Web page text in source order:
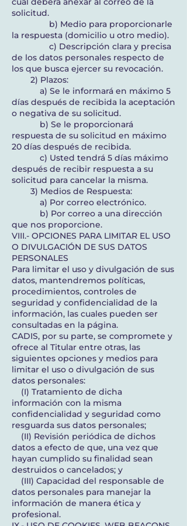
solicitud.
b) Medio para proporcionarle
la respuesta (domicilio u otro medio).
c) Descripción clara y precisa
de los datos personales respecto de
los que busca ejercer su revocación.
2) Plazos:
a) Se le informará en máximo 5
días después de recibida la aceptación
o negativa de su solicitud.
b) Se le proporcionará
respuesta de su solicitud en máximo
20 días después de recibida.
c) Usted tendrá 5 días máximo
después de recibir respuesta a su
solicitud para cancelar la misma.
3) Medios de Respuesta:
a) Por correo electrónico.
b) Por correo a una dirección
que nos proporcione.
VIII.- OPCIONES PARA LIMITAR EL USO
O DIVULGACIÓN DE SUS DATOS
PERSONALES
Para limitar el uso y divulgación de sus
datos, mantendremos políticas,
procedimientos, controles de
seguridad y confidencialidad de la
información, las cuales pueden ser
consultadas en la página.
CADIS, por su parte, se compromete y
ofrece al Titular entre otras, las
siguientes opciones y medios para
limitar el uso o divulgación de sus
datos personales:
(I) Tratamiento de dicha
información con la misma
confidencialidad y seguridad como
resguarda sus datos personales;
(II) Revisión periódica de dichos
datos a efecto de que, una vez que
hayan cumplido su finalidad sean
destruidos o cancelados; y
(III) Capacidad del responsable de
datos personales para manejar la
información de manera ética y
profesional.